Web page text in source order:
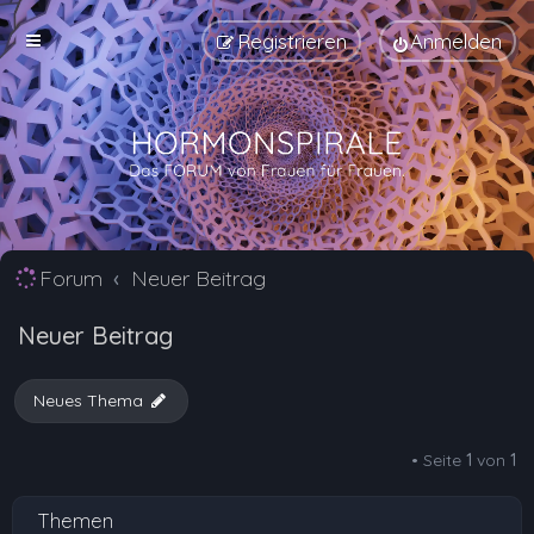
Anmelden
Registrieren
Forum Neuer Beitrag
Neuer Beitrag
Neues Thema
• Seite 1 von 1
Themen